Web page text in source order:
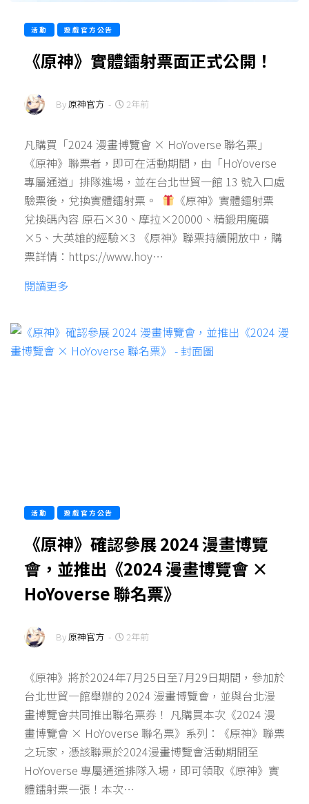
活動 遊戲官方公告
《原神》實體鐳射票面正式公開！
By 原神官方 - 2年前
凡購買「2024 漫畫博覽會 × HoYoverse 聯名票」
《原神》聯票者，即可在活動期間，由「HoYoverse
專屬通道」排隊進場，並在台北世貿一館 13 號入口處
驗票後，兌換實體鐳射票。
《原神》實體鐳射票
兌換碼內容 原石×30、摩拉×20000、精鍛用魔礦
×5、大英雄的經驗×3 《原神》聯票持續開放中，購
票詳情：https://www.hoy…
閱讀更多
活動 遊戲官方公告
《原神》確認參展 2024 漫畫博覽
會，並推出《2024 漫畫博覽會 ×
HoYoverse 聯名票》
By 原神官方 - 2年前
《原神》將於2024年7月25日至7月29日期間，參加於
台北世貿一館舉辦的 2024 漫畫博覽會，並與台北漫
畫博覽會共同推出聯名票券！ 凡購買本次《2024 漫
畫博覽會 × HoYoverse 聯名票》系列：《原神》聯票
之玩家，憑該聯票於2024漫畫博覽會活動期間至
HoYoverse 專屬通道排隊入場，即可領取《原神》實
體鐳射票一張！本次…